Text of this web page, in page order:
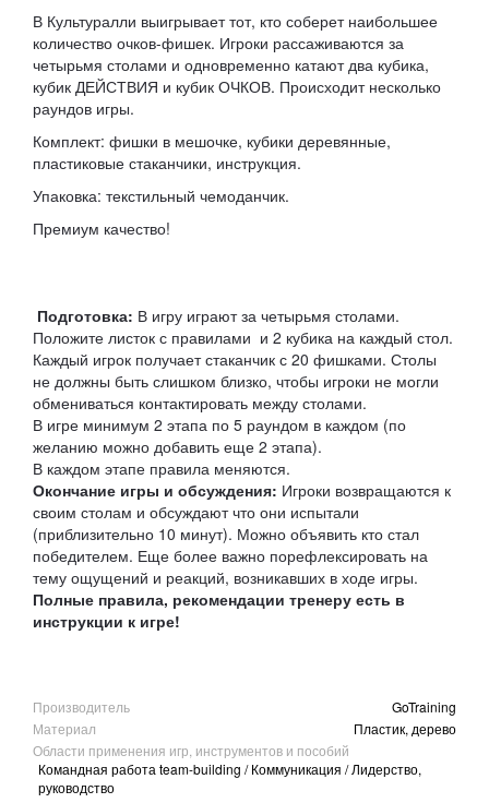
В Культуралли выигрывает тот, кто соберет наибольшее
количество очков-фишек. Игроки рассаживаются за
четырьмя столами и одновременно катают два кубика,
кубик ДЕЙСТВИЯ и кубик ОЧКОВ. Происходит несколько
раундов игры.
Комплект: фишки в мешочке, кубики деревянные,
пластиковые стаканчики, инструкция.
Упаковка: текстильный чемоданчик.
Премиум качество!
Подготовка: В игру играют за четырьмя столами.
Положите листок с правилами и 2 кубика на каждый стол.
Каждый игрок получает стаканчик с 20 фишками. Столы
не должны быть слишком близко, чтобы игроки не могли
обмениваться контактировать между столами.
В игре минимум 2 этапа по 5 раундом в каждом (по
желанию можно добавить еще 2 этапа).
В каждом этапе правила меняются.
Окончание игры и обсуждения: Игроки возвращаются к
своим столам и обсуждают что они испытали
(приблизительно 10 минут). Можно объявить кто стал
победителем. Еще более важно порефлексировать на
тему ощущений и реакций, возникавших в ходе игры.
Полные правила, рекомендации тренеру есть в
инструкции к игре!
Производитель
GoTraining
Материал
Пластик, дерево
Области применения игр, инструментов и пособий
Командная работа team-building / Коммуникация / Лидерство,
руководство